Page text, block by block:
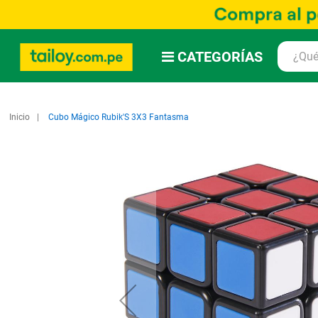
CATEGORÍAS
Inicio Cubo Mágico Rubik'S 3X3 Fantasma